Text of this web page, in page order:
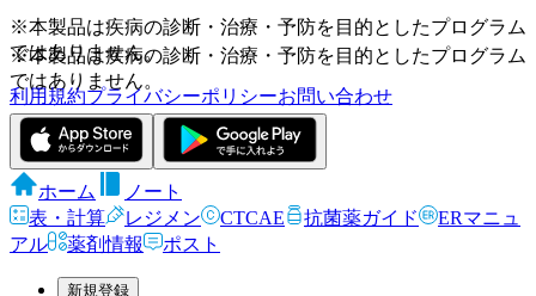
※本製品は疾病の診断・治療・予防を目的としたプログラム
ではありません。
利用規約プライバシーポリシーお問い合わせ
※本製品は疾病の診断・治療・予防を目的としたプログラム
ではありません。
ホーム
ノート
表・計算
レジメン CTCAE 抗菌薬ガイド
ERマニュ
アル
薬剤情報 ポスト
新規登録